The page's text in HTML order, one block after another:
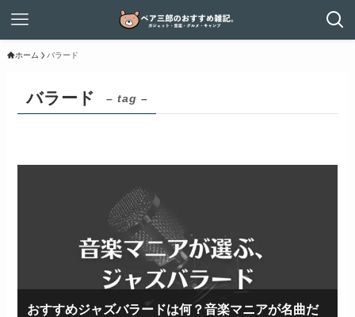
ホーム バラード
バラード – tag –
おすすめジャズバラードは何？音楽マニアが名曲だ